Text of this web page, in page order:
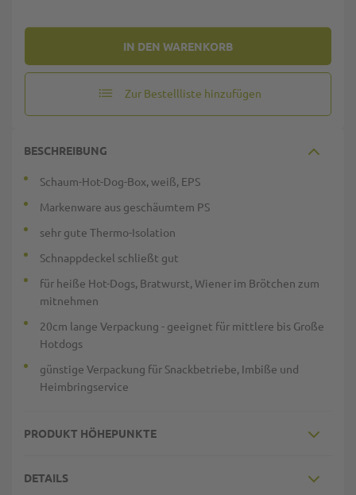
IN DEN WARENKORB
Zur Bestellliste hinzufügen
BESCHREIBUNG
Schaum-Hot-Dog-Box, weiß, EPS
Markenware aus geschäumtem PS
sehr gute Thermo-Isolation
Schnappdeckel schließt gut
für heiße Hot-Dogs, Bratwurst, Wiener im Brötchen zum
mitnehmen
20cm lange Verpackung - geeignet für mittlere bis Große
Hotdogs
günstige Verpackung für Snackbetriebe, Imbiße und
Heimbringservice
PRODUKT HÖHEPUNKTE
DETAILS